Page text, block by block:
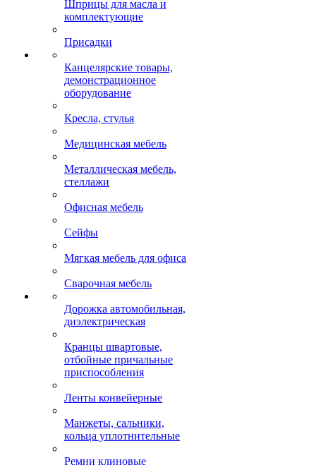
Шприцы для масла и
комплектующие
Присадки
Канцелярские товары,
демонстрационное
оборудование
Кресла, стулья
Медицинская мебель
Металлическая мебель,
стеллажи
Офисная мебель
Сейфы
Мягкая мебель для офиса
Сварочная мебель
Дорожка автомобильная,
диэлектрическая
Кранцы швартовые,
отбойные причальные
приспособления
Ленты конвейерные
Манжеты, сальники,
кольца уплотнительные
Ремни клиновые